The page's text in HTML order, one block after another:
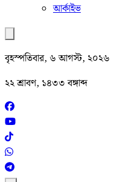
আর্কাইভ
বৃহস্পতিবার, ৬ আগস্ট, ২০২৬
২২ শ্রাবণ, ১৪৩৩ বঙ্গাব্দ